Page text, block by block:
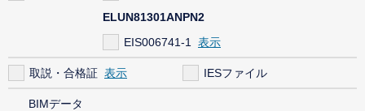
ELUN81301ANPN2
EIS006741-1
取説・合格証 IESファイル
BIMデータ